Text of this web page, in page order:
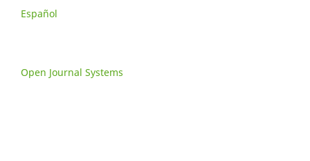
Español
Open Journal Systems